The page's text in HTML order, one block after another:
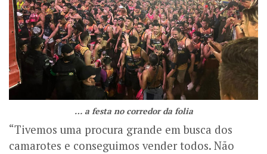
… a festa no corredor da folia
“Tivemos uma procura grande em busca dos
camarotes e conseguimos vender todos. Não